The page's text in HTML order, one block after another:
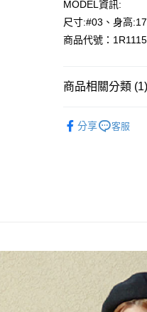
Google Pay
相關說明
便利好安心！
３．安心：先確認
先享後付繳納相關
※ 交易是否成功請
是否繳費成功／繳
付客戶支援中心」
運送方式
全家--滿2000元免運
每筆NT$60，滿
宅配-滿2000元免
MODEL資訊:
尺寸:#03、身高
商品代號：
商品相關分類 (1)
分享
客服